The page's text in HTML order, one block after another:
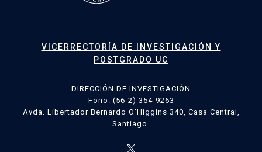
VICERRECTORÍA DE INVESTIGACIÓN Y
POSTGRADO UC
DIRECCIÓN DE INVESTIGACIÓN
Fono: (56-2) 354-9263
Avda. Libertador Bernardo O’Higgins 340, Casa Central,
Santiago.